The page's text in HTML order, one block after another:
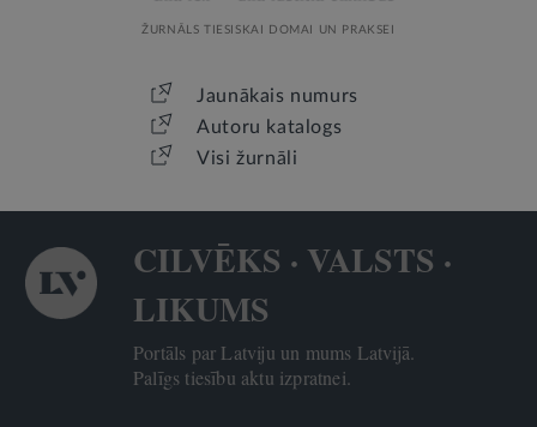
ŽURNĀLS TIESISKAI DOMAI UN PRAKSEI
Jaunākais numurs
Autoru katalogs
Visi žurnāli
CILVĒKS · VALSTS ·
LIKUMS
Portāls par Latviju un mums Latvijā.
Palīgs tiesību aktu izpratnei.